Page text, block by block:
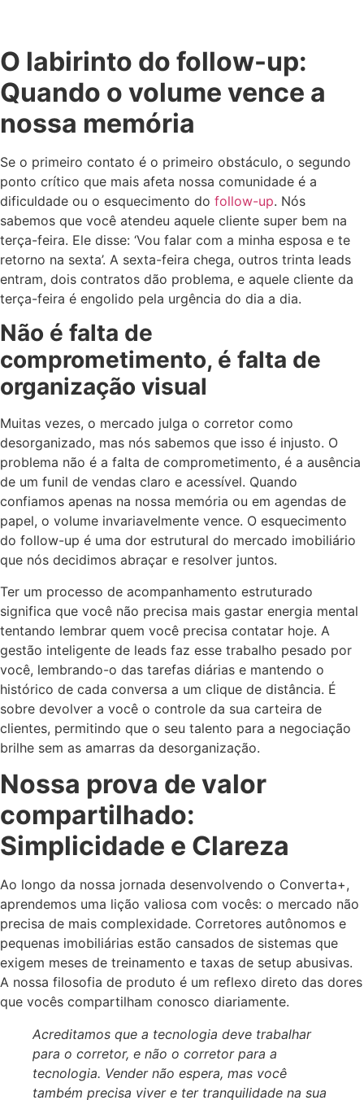
O labirinto do follow-up:
Quando o volume vence a
nossa memória
Se o primeiro contato é o primeiro obstáculo, o segundo
ponto crítico que mais afeta nossa comunidade é a
dificuldade ou o esquecimento do follow-up. Nós
sabemos que você atendeu aquele cliente super bem na
terça-feira. Ele disse: ‘Vou falar com a minha esposa e te
retorno na sexta’. A sexta-feira chega, outros trinta leads
entram, dois contratos dão problema, e aquele cliente da
terça-feira é engolido pela urgência do dia a dia.
Não é falta de
comprometimento, é falta de
organização visual
Muitas vezes, o mercado julga o corretor como
desorganizado, mas nós sabemos que isso é injusto. O
problema não é a falta de comprometimento, é a ausência
de um funil de vendas claro e acessível. Quando
confiamos apenas na nossa memória ou em agendas de
papel, o volume invariavelmente vence. O esquecimento
do follow-up é uma dor estrutural do mercado imobiliário
que nós decidimos abraçar e resolver juntos.
Ter um processo de acompanhamento estruturado
significa que você não precisa mais gastar energia mental
tentando lembrar quem você precisa contatar hoje. A
gestão inteligente de leads faz esse trabalho pesado por
você, lembrando-o das tarefas diárias e mantendo o
histórico de cada conversa a um clique de distância. É
sobre devolver a você o controle da sua carteira de
clientes, permitindo que o seu talento para a negociação
brilhe sem as amarras da desorganização.
Nossa prova de valor
compartilhado:
Simplicidade e Clareza
Ao longo da nossa jornada desenvolvendo o Converta+,
aprendemos uma lição valiosa com vocês: o mercado não
precisa de mais complexidade. Corretores autônomos e
pequenas imobiliárias estão cansados de sistemas que
exigem meses de treinamento e taxas de setup abusivas.
A nossa filosofia de produto é um reflexo direto das dores
que vocês compartilham conosco diariamente.
Acreditamos que a tecnologia deve trabalhar
para o corretor, e não o corretor para a
tecnologia. Vender não espera, mas você
também precisa viver e ter tranquilidade na sua